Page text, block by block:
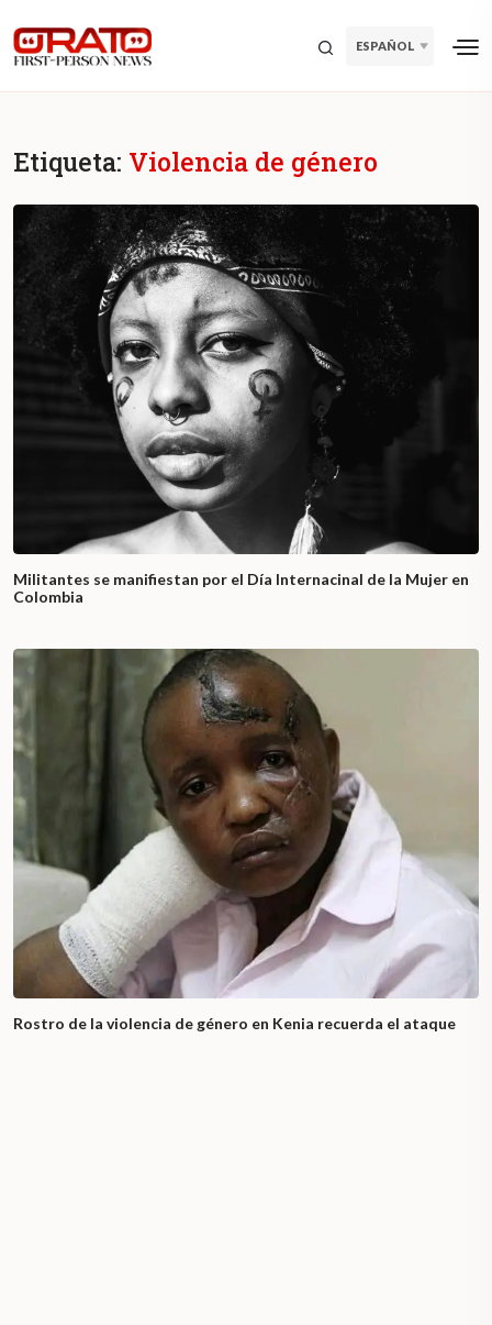
ESPAÑOL
Etiqueta: Violencia de género
Militantes se manifiestan por el Día Internacinal de la Mujer en
Colombia
Rostro de la violencia de género en Kenia recuerda el ataque